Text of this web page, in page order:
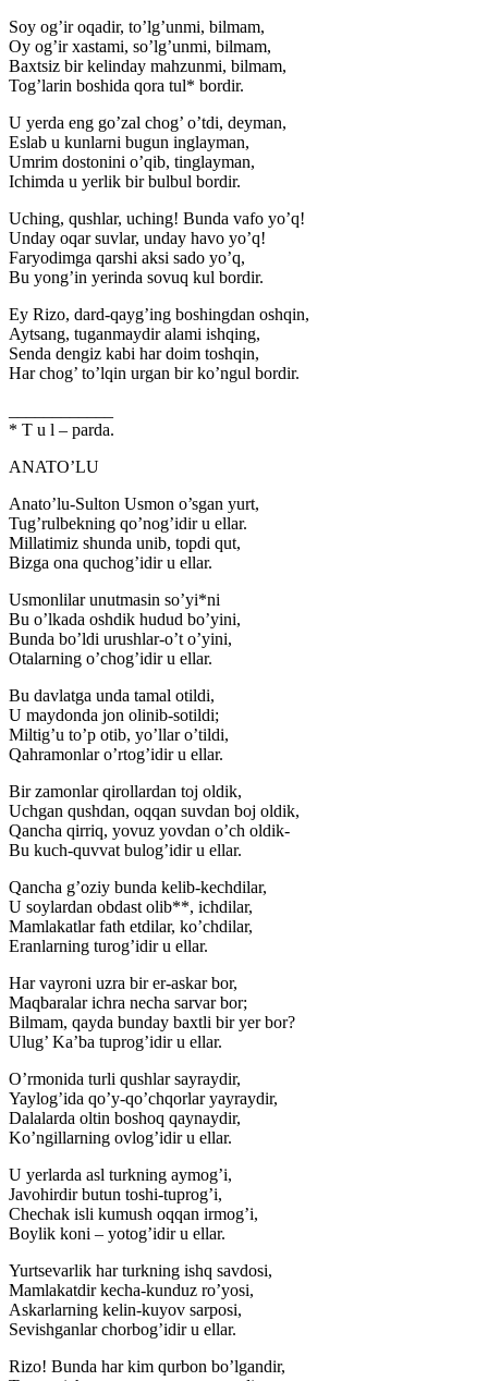
Soy og’ir oqadir, to’lg’unmi, bilmam,
Oy og’ir xastami, so’lg’unmi, bilmam,
Baxtsiz bir kelinday mahzunmi, bilmam,
Tog’larin boshida qora tul* bordir.
U yerda eng go’zal chog’ o’tdi, deyman,
Eslab u kunlarni bugun inglayman,
Umrim dostonini o’qib, tinglayman,
Ichimda u yerlik bir bulbul bordir.
Uching, qushlar, uching! Bunda vafo yo’q!
Unday oqar suvlar, unday havo yo’q!
Faryodimga qarshi aksi sado yo’q,
Bu yong’in yerinda sovuq kul bordir.
Ey Rizo, dard-qayg’ing boshingdan oshqin,
Aytsang, tuganmaydir alami ishqing,
Senda dengiz kabi har doim toshqin,
Har chog’ to’lqin urgan bir ko’ngul bordir.
* T u l – parda.
ANATO’LU
Anato’lu-Sulton Usmon o’sgan yurt,
Tug’rulbekning qo’nog’idir u ellar.
Millatimiz shunda unib, topdi qut,
Bizga ona quchog’idir u ellar.
Usmonlilar unutmasin so’yi*ni
Bu o’lkada oshdik hudud bo’yini,
Bunda bo’ldi urushlar-o’t o’yini,
Otalarning o’chog’idir u ellar.
Bu davlatga unda tamal otildi,
U maydonda jon olinib-sotildi;
Miltig’u to’p otib, yo’llar o’tildi,
Qahramonlar o’rtog’idir u ellar.
Bir zamonlar qirollardan toj oldik,
Uchgan qushdan, oqqan suvdan boj oldik,
Qancha qirriq, yovuz yovdan o’ch oldik-
Bu kuch-quvvat bulog’idir u ellar.
Qancha g’oziy bunda kelib-kechdilar,
U soylardan obdast olib**, ichdilar,
Mamlakatlar fath etdilar, ko’chdilar,
Eranlarning turog’idir u ellar.
Har vayroni uzra bir er-askar bor,
Maqbaralar ichra necha sarvar bor;
Bilmam, qayda bunday baxtli bir yer bor?
Ulug’ Ka’ba tuprog’idir u ellar.
O’rmonida turli qushlar sayraydir,
Yaylog’ida qo’y-qo’chqorlar yayraydir,
Dalalarda oltin boshoq qaynaydir,
Ko’ngillarning ovlog’idir u ellar.
U yerlarda asl turkning aymog’i,
Javohirdir butun toshi-tuprog’i,
Chechak isli kumush oqqan irmog’i,
Boylik koni – yotog’idir u ellar.
Yurtsevarlik har turkning ishq savdosi,
Mamlakatdir kecha-kunduz ro’yosi,
Askarlarning kelin-kuyov sarposi,
Sevishganlar chorbog’idir u ellar.
Rizo! Bunda har kim qurbon bo’lgandir,